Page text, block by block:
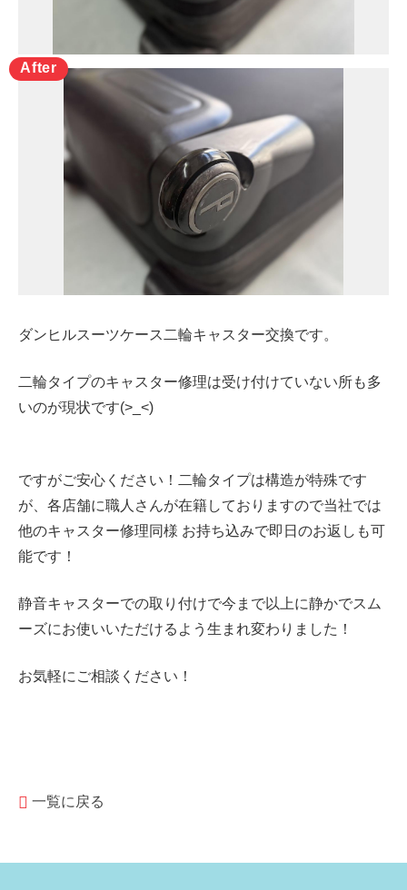
ダンヒルスーツケース二輪キャスター交換です。
二輪タイプのキャスター修理は受け付けていない所も多
いのが現状です(>_<)
ですがご安心ください！二輪タイプは構造が特殊です
が、各店舗に職人さんが在籍しておりますので当社では
他のキャスター修理同様 お持ち込みで即日のお返しも可
能です！
静音キャスターでの取り付けで今まで以上に静かでスム
ーズにお使いいただけるよう生まれ変わりました！
お気軽にご相談ください！
一覧に戻る